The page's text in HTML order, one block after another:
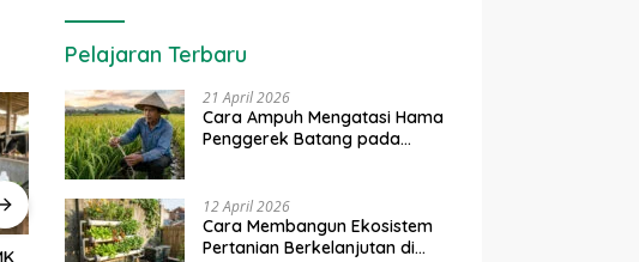
Penerapan IoT dalam
Ekonomi Sumber Daya Lahan:
Pelajaran Terbaru
21 April 2026
Cara Ampuh Mengatasi Hama
Penggerek Batang pada
12 April 2026
Cara Membangun Ekosistem
Pertanian Berkelanjutan di